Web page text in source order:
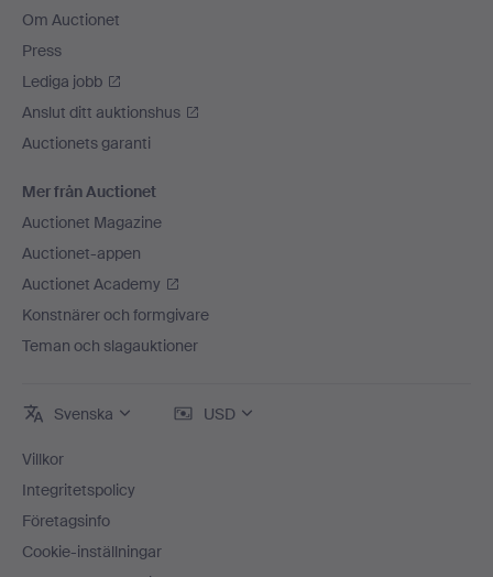
Om Auctionet
Press
Lediga jobb
Anslut ditt auktionshus
Auctionets garanti
Mer från Auctionet
Auctionet Magazine
Auctionet-appen
Auctionet Academy
Konstnärer och formgivare
Teman och slagauktioner
Svenska USD
Villkor
Integritetspolicy
Företagsinfo
Cookie-inställningar